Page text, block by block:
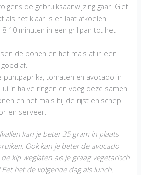
de gebruiksaanwijzing gaar. Giet
als het klaar is en laat afkoelen.
8-10 minuten in een grillpan tot het
de bonen en het mais af in een
af.
puntpaprika, tomaten en avocado in
in halve ringen en voeg deze samen
en het mais bij de rijst en schep
en serveer.
kan je beter 35 gram in plaats
Ook kan je beter de avocado
kip weglaten als je graag vegetarisch
Eet het de volgende dag als lunch.